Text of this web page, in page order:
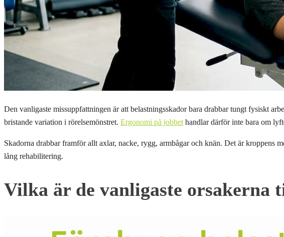
Den vanligaste missuppfattningen är att belastningsskador bara drabbar tungt fysiskt
bristande variation i rörelsemönstret. Ergonomi på jobbet handlar därför inte bara om
Skadorna drabbar framför allt axlar, nacke, rygg, armbågar och knän. Det är kroppens
lång rehabilitering.
Vilka är de vanligaste orsakerna